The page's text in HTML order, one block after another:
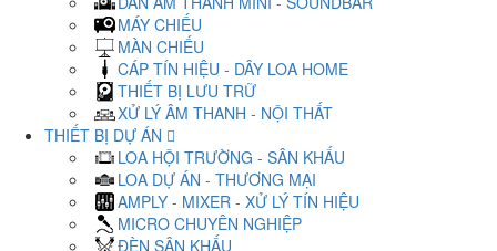
MÁY CHIẾU
MÀN CHIẾU
CÁP TÍN HIỆU - DÂY LOA HOME
THIẾT BỊ LƯU TRỮ
XỬ LÝ ÂM THANH - NỘI THẤT
THIẾT BỊ DỰ ÁN
LOA HỘI TRƯỜNG - SÂN KHẤU
LOA DỰ ÁN - THƯƠNG MẠI
AMPLY - MIXER - XỬ LÝ TÍN HIỆU
MICRO CHUYÊN NGHIỆP
ĐÈN SÂN KHẤU